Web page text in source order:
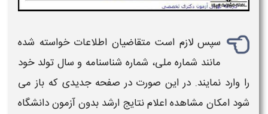
سپس لازم است متقاضیان اطلاعات خواسته شده
مانند شماره ملی، شماره شناسنامه و سال تولد خود
را وارد نمایند. در این صورت در صفحه جدیدی که باز می
شود امکان مشاهده اعلام نتایج ارشد بدون آزمون دانشگاه